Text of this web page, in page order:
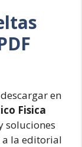
en
Fisica
soluciones
la editorial